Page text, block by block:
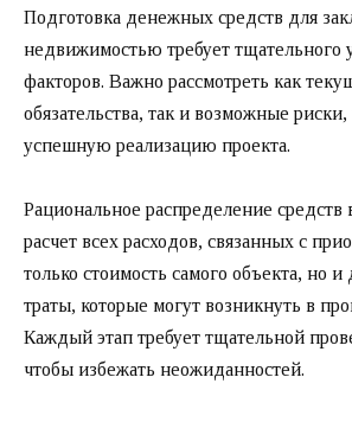
Подготовка денежных средств для
недвижимостью требует тщательного
факторов. Важно рассмотреть как
обязательства, так и возможные
успешную реализацию проекта.
Рациональное распределение средств
расчет всех расходов, связанных с
только стоимость самого объекта, но
траты, которые могут возникнуть в
Каждый этап требует тщательной
чтобы избежать неожиданностей.